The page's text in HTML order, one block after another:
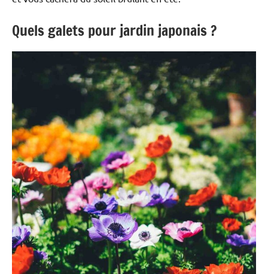
Quels galets pour jardin japonais ?